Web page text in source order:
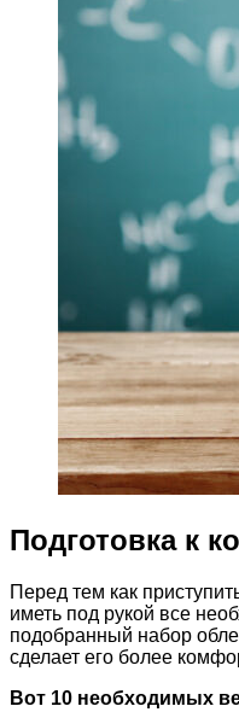
Подготовка к
Перед тем как
иметь под рукой все
подобранный набор
сделает его более
Вот 10 необходимых